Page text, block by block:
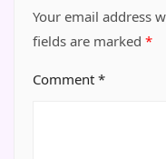
Your email address
fields are marked *
Comment *